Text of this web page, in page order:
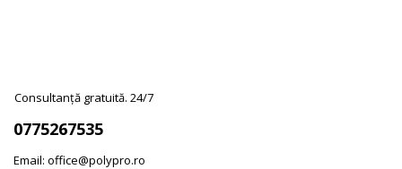
Consultanță gratuită. 24/7
0775267535
Email: office@polypro.ro